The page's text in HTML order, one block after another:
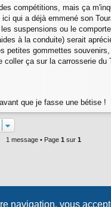
navigation, vous
compétitions, mais ça
qui a déjà emmené son
suspensions ou le
à la conduite) serait
petites gommettes
coller ça sur la carrosserie du
que je fasse une bétise !
1 message • Page 1 sur 1
: Aucun utilisateur enregistré et 0